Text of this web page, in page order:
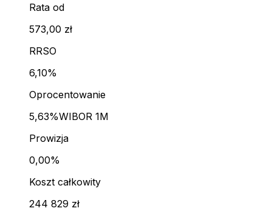
Rata od
573,00 zł
RRSO
6,10%
Oprocentowanie
5,63%WIBOR 1M
Prowizja
0,00%
Koszt całkowity
244 829 zł